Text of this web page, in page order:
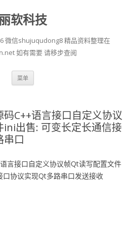
软科技
微信shujuqudong8 精品资料整理在
如有需要 请移步查阅
菜单
C++语言接口自定义协议
出售: 可变长定长通信接
串口
言接口自定义协议帧Qt读写配置文件
口协议实现Qt多路串口发送接收